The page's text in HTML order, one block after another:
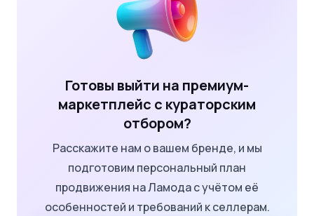
Готовы выйти на премиум-
маркетплейс с кураторским
отбором?
Расскажите нам о вашем бренде, и мы
подготовим персональный план
продвижения на Ламода с учётом её
особенностей и требований к селлерам.